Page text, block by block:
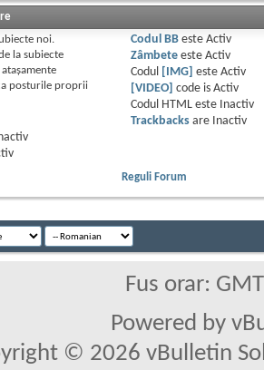
noi.
la subiecte
posturile proprii
Codul BBeste Activ
Zâmbeteeste Activ
Codul
[IMG] este Activ
[VIDEO] code is Activ
Codul HTML este
Inactiv
Trackbacksare
Inactiv
Reguli Forum
Fus orar:
Powered by
© 2026 vBulletin